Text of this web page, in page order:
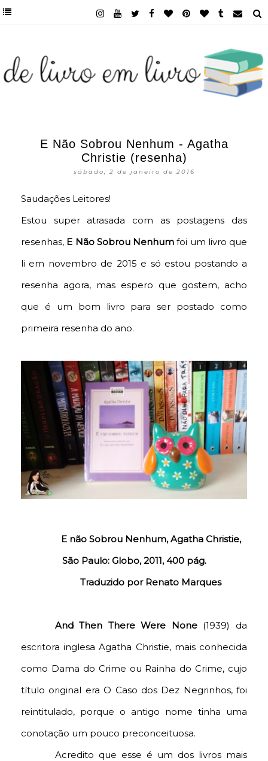
E Não Sobrou Nenhum - Agatha
Christie (resenha)
sábado, 2 de janeiro de 2016
Saudações Leitores!
Estou super atrasada com as postagens das
resenhas, E Não Sobrou Nenhum foi um livro que
li em novembro de 2015 e só estou postando a
resenha agora, mas espero que gostem, acho
que é um bom livro para ser postado como
primeira resenha do ano.
E não Sobrou Nenhum, Agatha Christie,
São Paulo: Globo, 2011, 400 pág.
Traduzido por Renato Marques
And Then There Were None (1939) da
escritora inglesa Agatha Christie, mais conhecida
como Dama do Crime ou Rainha do Crime, cujo
título original era O Caso dos Dez Negrinhos, foi
reintitulado, porque o antigo nome tinha uma
conotação um pouco preconceituosa.
Acredito que esse é um dos livros mais